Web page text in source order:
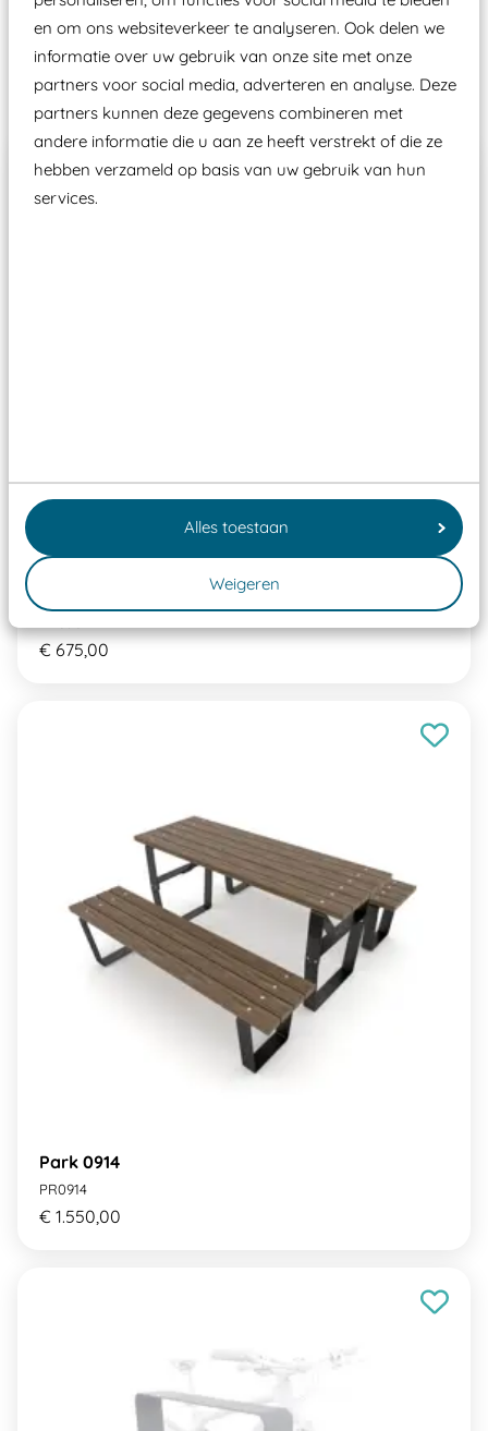
en om ons websiteverkeer te analyseren. Ook delen we
informatie over uw gebruik van onze site met onze
partners voor social media, adverteren en analyse. Deze
partners kunnen deze gegevens combineren met
andere informatie die u aan ze heeft verstrekt of die ze
hebben verzameld op basis van uw gebruik van hun
services.
Alles toestaan
Weigeren
Past er goed bij
€ 675,00
Park 0914
PR0914
€ 1.550,00